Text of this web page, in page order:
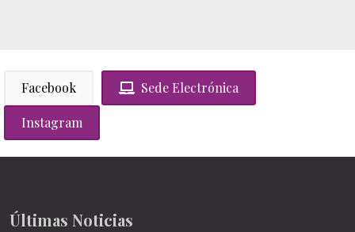
Facebook Sede Electrónica
Instagram
Últimas Noticias